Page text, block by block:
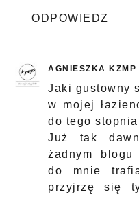
ODPOWIEDZ
AGNIESZKA KZMP
Jaki gustowny
w mojej
do tego
Już tak
żadnym
do mnie
przyjrzę się